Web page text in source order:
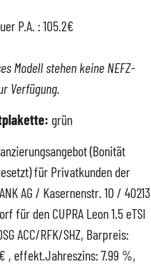
P.A. : 105.2€
Modell stehen keine NEFZ-
Verfügung.
grün
(Bonität
für Privatkunden der
AG / Kasernenstr. 10 / 40213
für den CUPRA Leon 1.5 eTSI
ACC/RFK/SHZ, Barpreis:
, effekt.Jahreszins: 7.99 %,